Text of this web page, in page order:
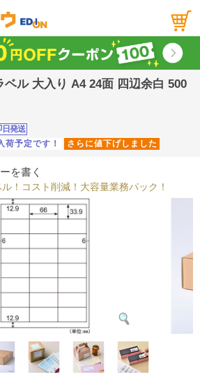
ベル 大入り A4 24面 四辺余白 500
日発送
荷予定です！ さらに値下げしました
を書く
！コスト削減！大容量業務パック！